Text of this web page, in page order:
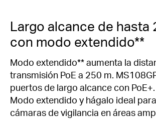
Largo alcance de hasta
con modo extendido**
Modo extendido** aumenta la
transmisión PoE a 250 m.
puertos de largo alcance con PoE+.
Modo extendido y hágalo ideal
cámaras de vigilancia en áreas